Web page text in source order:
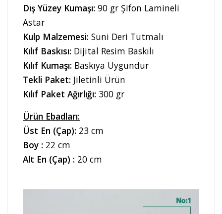
Dış Yüzey Kumaşı: 90 gr Şifon Lamineli
Astar
Kulp Malzemesi: Suni Deri Tutmalı
Kılıf Baskısı: Dijital Resim Baskılı
Kılıf Kumaşı: Baskıya Uygundur
Tekli Paket: Jiletinli Ürün
Kılıf Paket Ağırlığı: 300 gr
Ürün Ebadları:
Üst En (Çap): 23 cm
Boy : 22 cm
Alt En (Çap) : 20 cm